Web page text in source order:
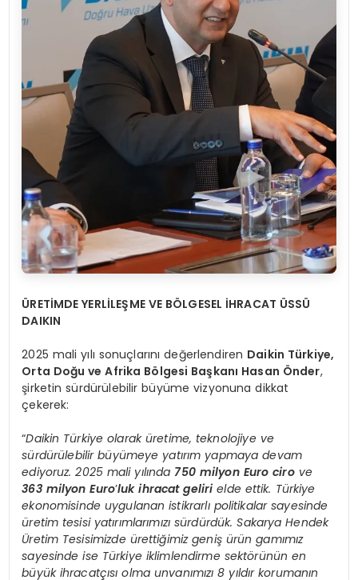
ÜRETİMDE YERLİLEŞME VE BÖLGESEL İHRACAT ÜSSÜ
DAIKIN
2025 mali yılı sonuçlarını değerlendiren Daikin Türkiye,
Orta Doğu ve Afrika Bölgesi Başkanı Hasan Önder,
şirketin sürdürülebilir büyüme vizyonuna dikkat
çekerek:
“Daikin Türkiye olarak üretime, teknolojiye ve
sürdürülebilir büyümeye yatırım yapmaya devam
ediyoruz. 2025 mali yılında 750 milyon Euro cirove
363 milyon Euro’luk ihracat geliri elde ettik. Türkiye
ekonomisinde uygulanan istikrarlı politikalar sayesinde
üretim tesisi yatırımlarımızı sürdürdük. Sakarya Hendek
Üretim Tesisimizde ürettiğimiz geniş ürün gamımız
sayesinde ise Türkiye iklimlendirme sektörünün en
büyük ihracatçısı olma unvanımızı 8 yıldır korumanın